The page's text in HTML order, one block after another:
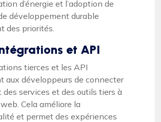
d’énergie et l’adoption de
développement durable
des priorités.
et API
tierces et les API
aux développeurs de connecter
services et des outils tiers à
Cela améliore la
et permet des expériences